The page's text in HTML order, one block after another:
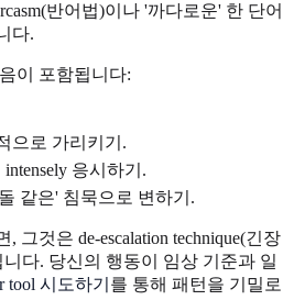
반어법)이나 '까다로운' 한 단어
다.
이 포함됩니다:
으로 가리키기.
응시하기.
같은' 침묵으로 변하기.
그것은 de-escalation technique(긴장
다. 당신의 행동이 임상 기준과 일
tool 시도하기 를 통해 패턴을 기밀로